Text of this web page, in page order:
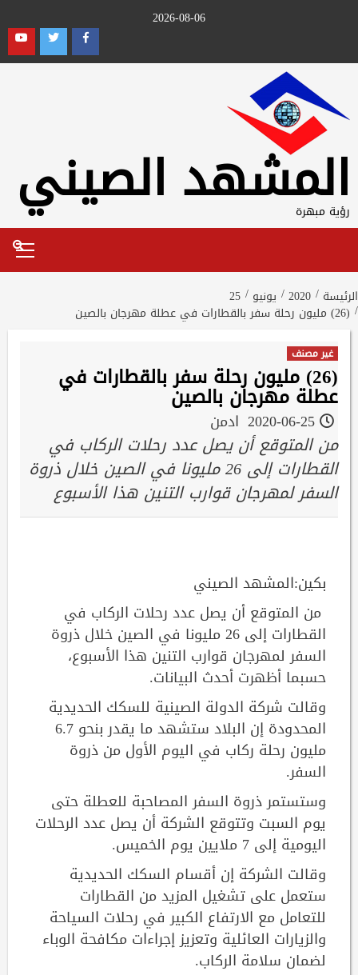
2026-08-06
Facebook
Twitter
المشهد الصيني
رؤية مبهرة
Primary
الرئيسة 2020 يونيو 25
(26) مليون رحلة سفر بالقطارات في عطلة مهرجان بالصين
غير مصنف
(26) مليون رحلة سفر بالقطارات في
عطلة مهرجان بالصين
ادمن
من المتوقع أن يصل عدد رحلات الركاب في
القطارات إلى 26 مليونا في الصين خلال ذروة
السفر لمهرجان قوارب التنين هذا الأسبوع
بكين:المشهد الصيني
من المتوقع أن يصل عدد رحلات الركاب في
القطارات إلى 26 مليونا في الصين خلال ذروة
السفر لمهرجان قوارب التنين هذا الأسبوع،
حسبما أظهرت أحدث البيانات.
وقالت شركة الدولة الصينية للسكك الحديدية
المحدودة إن البلاد ستشهد ما يقدر بنحو 6.7
مليون رحلة ركاب في اليوم الأول من ذروة
السفر.
وستستمر ذروة السفر المصاحبة للعطلة حتى
يوم السبت وتتوقع الشركة أن يصل عدد الرحلات
اليومية إلى 7 ملايين يوم الخميس.
وقالت الشركة إن أقسام السكك الحديدية
ستعمل على تشغيل المزيد من القطارات
للتعامل مع الارتفاع الكبير في رحلات السياحة
والزيارات العائلية وتعزيز إجراءات مكافحة الوباء
لضمان سلامة الركاب.